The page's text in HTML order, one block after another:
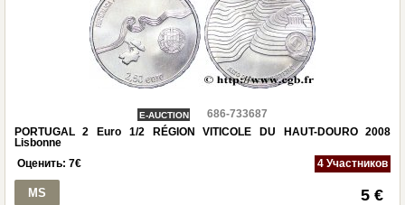
E-AUCTION
686-733687
PORTUGAL 2 Euro 1/2 RÉGION VITICOLE DU HAUT-DOURO 2008
Lisbonne
Оценить: 7€ 4 Участников
MS 5 €